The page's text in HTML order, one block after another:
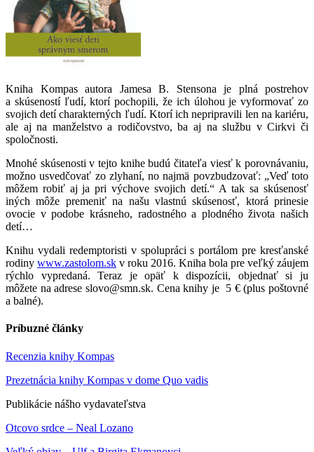
Kniha Kompas autora Jamesa B. Stensona je plná postrehov
a skúseností ľudí, ktorí pochopili, že ich úlohou je vyformovať zo
svojich detí charakterných ľudí. Ktorí ich nepripravili len na kariéru,
ale aj na manželstvo a rodičovstvo, ba aj na službu v Cirkvi či
spoločnosti.
Mnohé skúsenosti v tejto knihe budú čitateľa viesť k porovnávaniu,
možno usvedčovať zo zlyhaní, no najmä povzbudzovať: „Veď toto
môžem robiť aj ja pri výchove svojich detí.“ A tak sa skúsenosť
iných môže premeniť na našu vlastnú skúsenosť, ktorá prinesie
ovocie v podobe krásneho, radostného a plodného života našich
detí…
Knihu vydali redemptoristi v spolupráci s portálom pre kresťanské
rodiny www.zastolom.sk v roku 2016. Kniha bola pre veľký záujem
rýchlo vypredaná. Teraz je opäť k dispozícii, objednať si ju
môžete na adrese slovo@smn.sk. Cena knihy je 5 € (plus poštovné
a balné).
Príbuzné články
Recenzia knihy Kompas
Prezetnácia knihy Kompas v dome Quo vadis
Publikácie nášho vydavateľstva
Otcovo srdce – Neal Lozano